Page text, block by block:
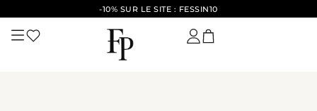
-10% SUR LE SITE : FESSIN10